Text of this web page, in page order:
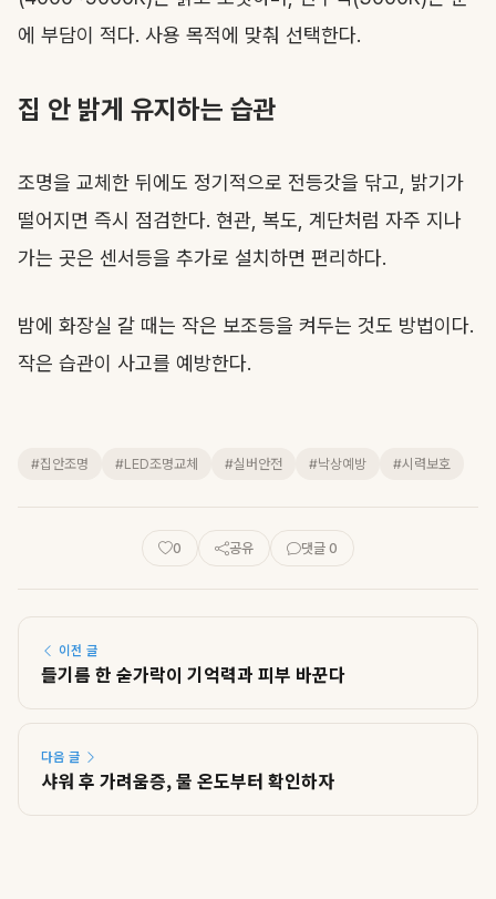
에 부담이 적다. 사용 목적에 맞춰 선택한다.
집 안 밝게 유지하는 습관
조명을 교체한 뒤에도 정기적으로 전등갓을 닦고, 밝기가
떨어지면 즉시 점검한다. 현관, 복도, 계단처럼 자주 지나
가는 곳은 센서등을 추가로 설치하면 편리하다.
밤에 화장실 갈 때는 작은 보조등을 켜두는 것도 방법이다.
작은 습관이 사고를 예방한다.
#집안조명 #LED조명교체 #실버안전 #낙상예방 #시력보호
0 공유 댓글 0
이전 글
들기름 한 숟가락이 기억력과 피부 바꾼다
다음 글
샤워 후 가려움증, 물 온도부터 확인하자